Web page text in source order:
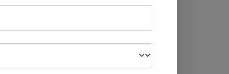
en
a